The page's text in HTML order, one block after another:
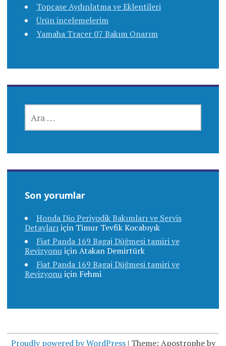
Topcase Aydınlatma ve Eklentileri
Ürün incelemelerim
Yamaha Tracer 07 Bakım Onarım
Son yorumlar
Honda Dio Periyodik Bakımları ve Servis
Detaylarıiçin Timur Tevfik Kocabıyık
Fiat Panda 169 Bagaj Düğmesi tamiri ve
RevizyonuiçinAtakan Demirtürk
Fiat Panda 169 Bagaj Düğmesi tamiri ve
Revizyonuiçin Fehmi
Proudly powered by WordPress | Theme: Apostrophe by